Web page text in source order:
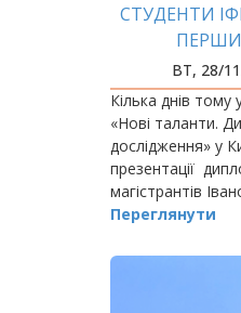
СТУДЕНТИ
«НОВІ
ВТ, 28/
Кілька днів
«Нові таланти.
дослідження» у
презентації
магістрантів
національний
Переглянути